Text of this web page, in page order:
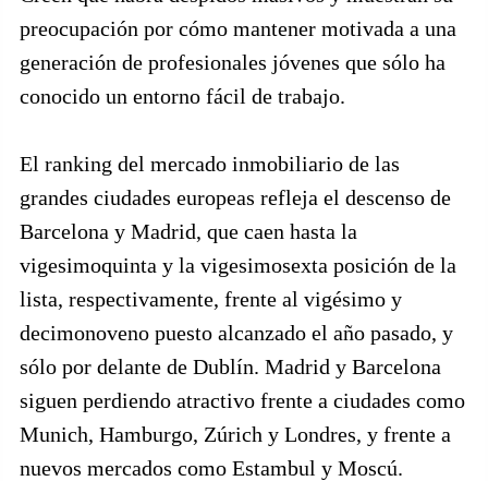
preocupación por cómo mantener motivada a una
generación de profesionales jóvenes que sólo ha
conocido un entorno fácil de trabajo.
El ranking del mercado inmobiliario de las
grandes ciudades europeas refleja el descenso de
Barcelona y Madrid, que caen hasta la
vigesimoquinta y la vigesimosexta posición de la
lista, respectivamente, frente al vigésimo y
decimonoveno puesto alcanzado el año pasado, y
sólo por delante de Dublín. Madrid y Barcelona
siguen perdiendo atractivo frente a ciudades como
Munich, Hamburgo, Zúrich y Londres, y frente a
nuevos mercados como Estambul y Moscú.